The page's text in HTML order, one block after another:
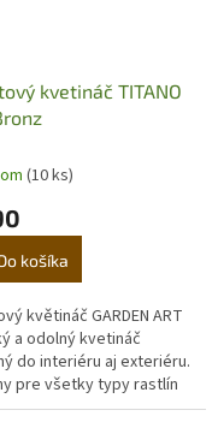
kvetináč TITANO
(10 ks)
košíka
květináč GARDEN ART
a odolný kvetináč
do interiéru aj exteriéru.
pre všetky typy rastlín
olivovníkov. Odoláva UV